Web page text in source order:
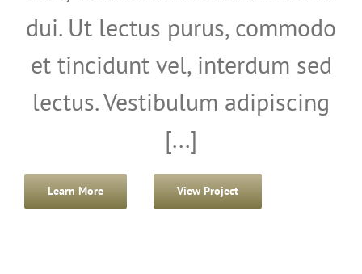
dui. Ut lectus purus, commodo
et tincidunt vel, interdum sed
lectus. Vestibulum adipiscing
[...]
Learn More View Project